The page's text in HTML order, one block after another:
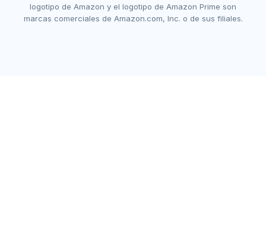
logotipo de Amazon y el logotipo de Amazon Prime son
marcas comerciales de Amazon.com, Inc. o de sus filiales.